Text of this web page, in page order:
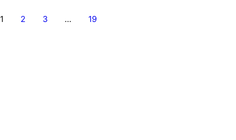
Paginación
1 2 3 … 19